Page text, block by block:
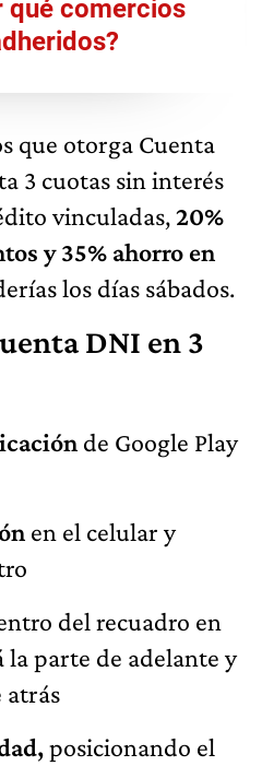
qué comercios
que otorga Cuenta
3 cuotas sin interés
vinculadas,20%
y 35% ahorro en
los días sábados.
DNI en 3
de Google Play
en el celular y
del recuadro en
parte de adelante y
atrás
posicionando el